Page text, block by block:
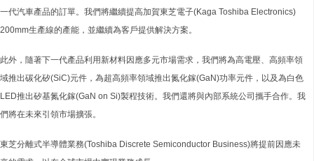
一代汽車產品的訂單。我們將繼續提高加賀東芝電子(Kaga Toshiba Electronics)
200mm生產線的產能，並繼續為客戶提供解決方案。
此外，隨著下一代產品利用新材料因應多元市場需求，我們將為高電壓、高頻率領
域推出碳化矽(SiC)元件，為超高頻率領域推出氮化鎵(GaN)功率元件，以及為白色
LED推出矽基氮化鎵(GaN on Si)製程技術。我們還將與內部系統公司攜手合作。我
們將在未來引領市場擴張。
東芝分離式半導體業務(Toshiba Discrete Semiconductor Business)將提前因應未